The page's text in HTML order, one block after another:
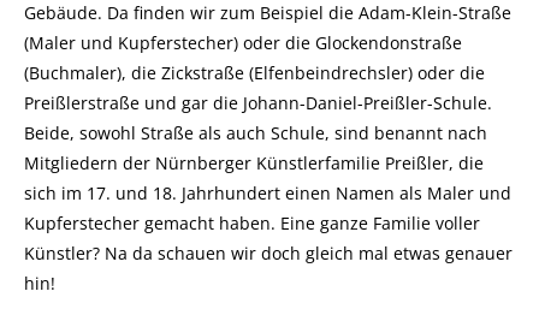
Gebäude. Da finden wir zum Beispiel die Adam-Klein-Straße
(Maler und Kupferstecher) oder die Glockendonstraße
(Buchmaler), die Zickstraße (Elfenbeindrechsler) oder die
Preißlerstraße und gar die Johann-Daniel-Preißler-Schule.
Beide, sowohl Straße als auch Schule, sind benannt nach
Mitgliedern der Nürnberger Künstlerfamilie Preißler, die
sich im 17. und 18. Jahrhundert einen Namen als Maler und
Kupferstecher gemacht haben. Eine ganze Familie voller
Künstler? Na da schauen wir doch gleich mal etwas genauer
hin!